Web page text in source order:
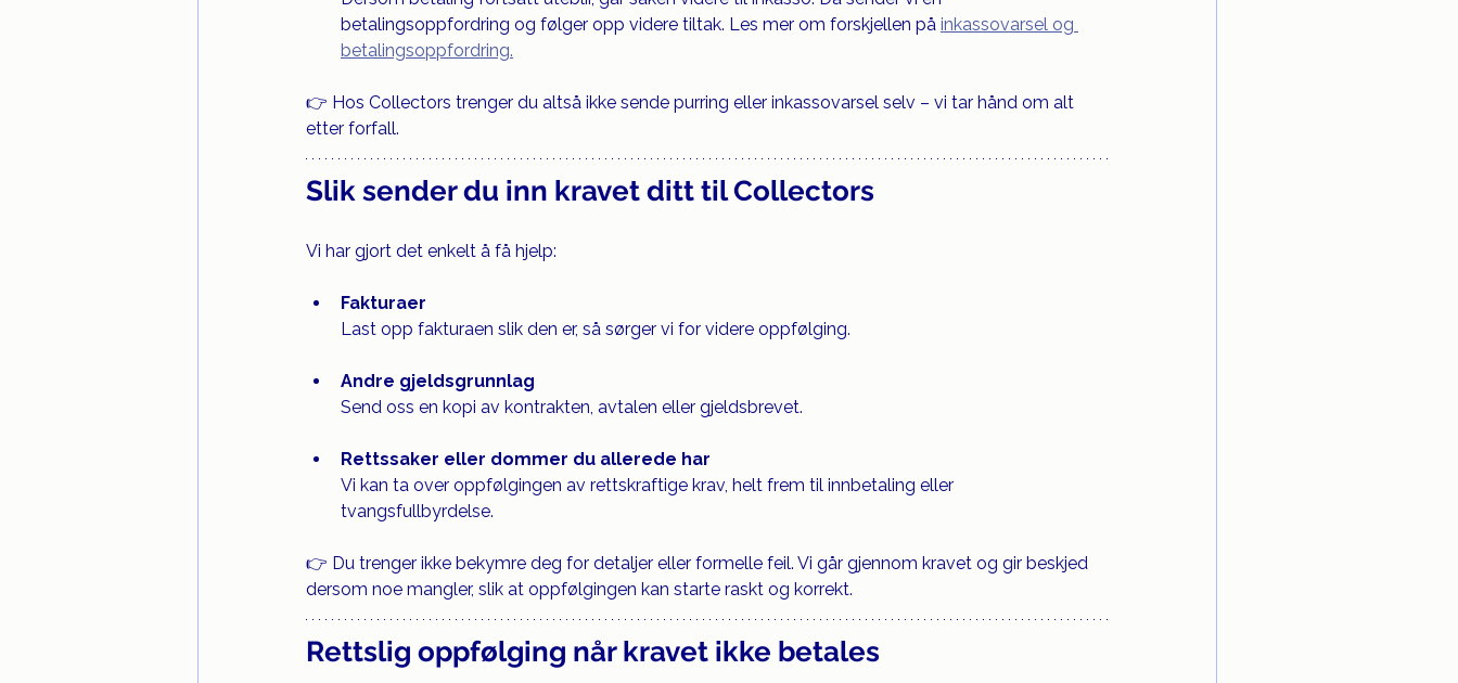
betalingsoppfordring og følger opp videre tiltak. Les mer om forskjellen på inkassovarsel og
betalingsoppfordring.
👉 Hos Collectors trenger du altså ikke sende purring eller inkassovarsel selv – vi tar hånd om alt
etter forfall.
Slik sender du inn kravet ditt til Collectors
Vi har gjort det enkelt å få hjelp:
Fakturaer
Last opp fakturaen slik den er, så sørger vi for videre oppfølging.
Andre gjeldsgrunnlag
Send oss en kopi av kontrakten, avtalen eller gjeldsbrevet.
Rettssaker eller dommer du allerede har
Vi kan ta over oppfølgingen av rettskraftige krav, helt frem til innbetaling eller
tvangsfullbyrdelse.
👉 Du trenger ikke bekymre deg for detaljer eller formelle feil. Vi går gjennom kravet og gir beskjed
dersom noe mangler, slik at oppfølgingen kan starte raskt og korrekt.
Rettslig oppfølging når kravet ikke betales